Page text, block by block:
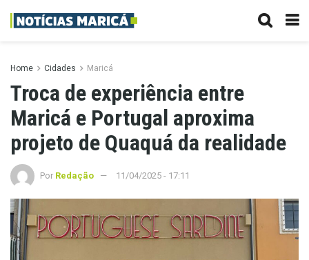
Home Cidades Maricá
Troca de experiência entre
Maricá e Portugal aproxima
projeto de Quaquá da realidade
Por Redação 11/04/2025 - 17:11